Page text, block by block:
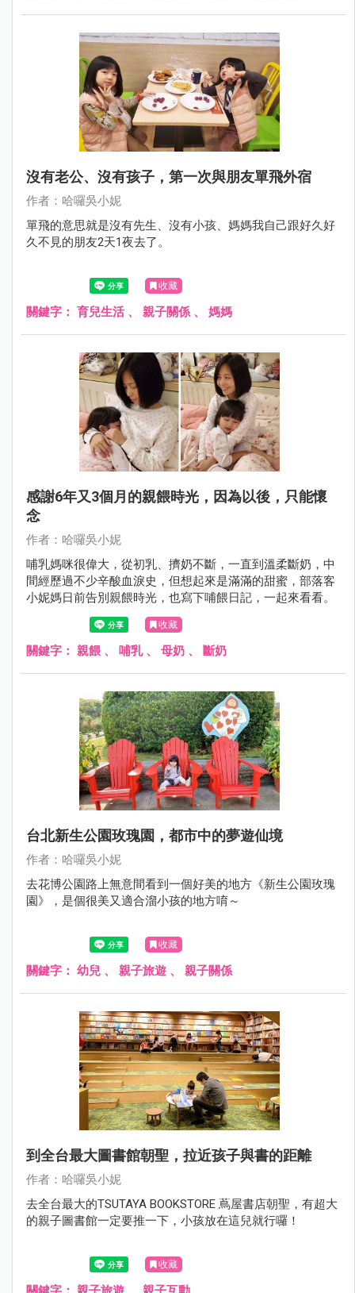
沒有老公、沒有孩子，第一次與朋友單飛外宿
作者：哈囉吳小妮
單飛的意思就是沒有先生、沒有小孩、媽媽我自己跟好久好
久不見的朋友2天1夜去了。
收藏
關鍵字： 育兒生活、 親子關係 、 媽媽
感謝6年又3個月的親餵時光，因為以後，只能懷
念
作者：哈囉吳小妮
哺乳媽咪很偉大，從初乳、擠奶不斷，一直到溫柔斷奶，中
間經歷過不少辛酸血淚史，但想起來是滿滿的甜蜜，部落客
小妮媽日前告別親餵時光，也寫下哺餵日記，一起來看看。
收藏
關鍵字： 親餵 、 哺乳、 母奶 、 斷奶
台北新生公園玫瑰園，都市中的夢遊仙境
作者：哈囉吳小妮
去花博公園路上無意間看到一個好美的地方《新生公園玫瑰
園》，是個很美又適合溜小孩的地方唷～
收藏
關鍵字： 幼兒 、 親子旅遊 、 親子關係
到全台最大圖書館朝聖，拉近孩子與書的距離
作者：哈囉吳小妮
去全台最大的TSUTAYA BOOKSTORE 蔦屋書店朝聖，有超大
的親子圖書館一定要推一下，小孩放在這兒就行囉！
收藏